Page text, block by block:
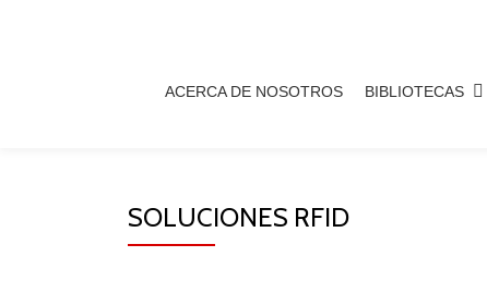
ACERCA DE NOSOTROS BIBLIOTECAS
SOLUCIONES RFID